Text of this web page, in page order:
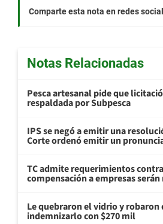
Comparte esta nota en redes
Notas Relacionadas
Pesca artesanal pide que
respaldada por Subpesca
IPS se negó a emitir una
Corte ordenó emitir un
TC admite requerimientos
compensación a empresas
Le quebraron el vidrio y
indemnizarlo con $270 mil